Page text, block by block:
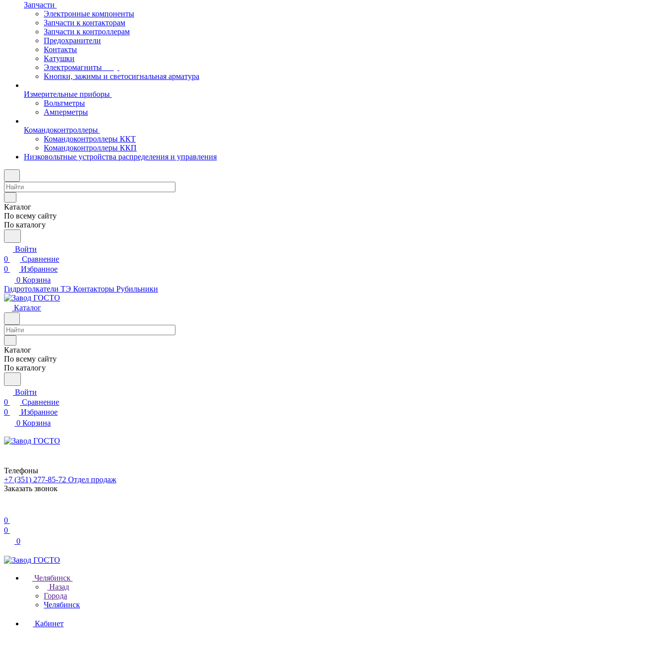
Запчасти
Электронные компоненты
Запчасти к контакторам
Запчасти к контроллерам
Предохранители
Контакты
Катушки
Электромагниты
Кнопки, зажимы и светосигнальная арматура
Измерительные приборы
Вольтметры
Амперметры
Командоконтроллеры
Командоконтроллеры ККТ
Командоконтроллеры ККП
Низковольтные устройства распределения и управления
Каталог
По всему сайту
По каталогу
Войти
0
Сравнение
0
Избранное
0 Корзина
Гидротолкатели ТЭ Контакторы Рубильники
Каталог
Каталог
По всему сайту
По каталогу
Войти
0
Сравнение
0
Избранное
0 Корзина
Телефоны
+7 (351) 277-85-72 Отдел продаж
Заказать звонок
0
0
0
Челябинск
Назад
Города
Челябинск
Кабинет